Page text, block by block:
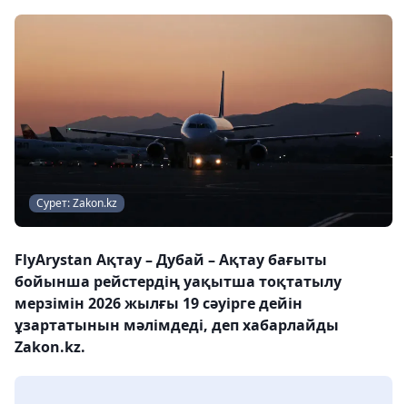
Сурет: Zakon.kz
FlyArystan Ақтау – Дубай – Ақтау бағыты
бойынша рейстердің уақытша тоқтатылу
мерзімін 2026 жылғы 19 сәуірге дейін
ұзартатынын мәлімдеді, деп хабарлайды
Zakon.kz.